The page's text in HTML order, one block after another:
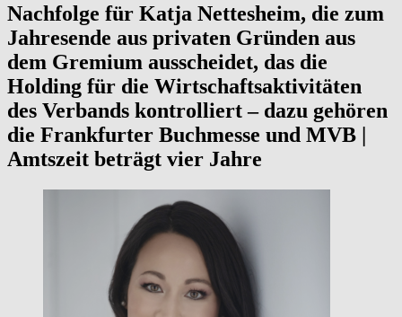
Nachfolge für Katja Nettesheim, die zum
Jahresende aus privaten Gründen aus
dem Gremium ausscheidet, das die
Holding für die Wirtschaftsaktivitäten
des Verbands kontrolliert – dazu gehören
die Frankfurter Buchmesse und MVB |
Amtszeit beträgt vier Jahre